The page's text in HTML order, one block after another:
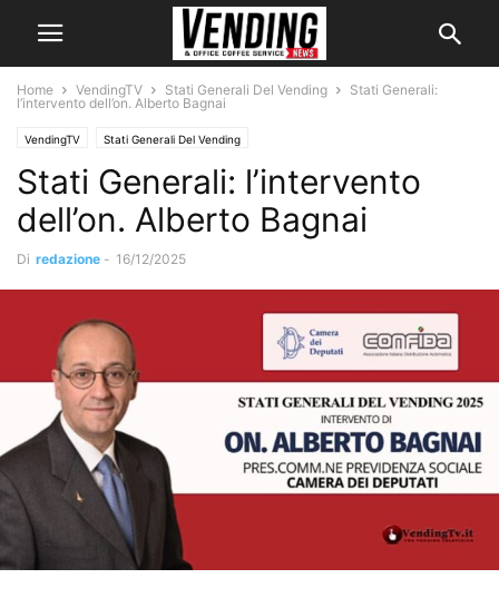
Home VendingTV Stati Generali Del Vending
Stati Generali:
l’intervento dell’on. Alberto Bagnai
VendingTV Stati Generali Del Vending
Stati Generali: l’intervento
dell’on. Alberto Bagnai
Di redazione - 16/12/2025